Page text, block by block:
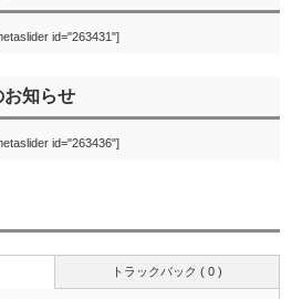
id="263431"]
お知らせ
id="263436"]
トラックバック ( 0 )